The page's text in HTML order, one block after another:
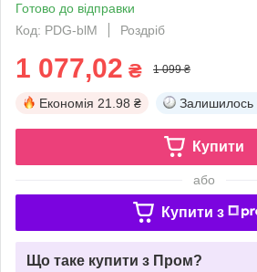
Готово до відправки
Код: PDG-blM
Роздріб
1 077,02 ₴ 1 099 ₴
Економія 21.98 ₴ Залишилось
Купити
або
Купити з
Що таке купити з Пром?